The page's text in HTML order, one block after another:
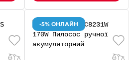
-5% ОНЛАЙН